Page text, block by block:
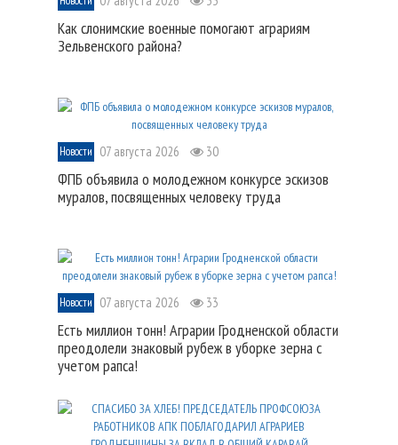
Как слонимские военные помогают аграриям
Зельвенского района?
Новости 07 августа 2026 30
ФПБ объявила о молодежном конкурсе эскизов
муралов, посвященных человеку труда
Новости 07 августа 2026 33
Есть миллион тонн! Аграрии Гродненской области
преодолели знаковый рубеж в уборке зерна с
учетом рапса!